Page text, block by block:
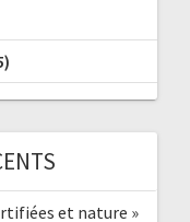
et nature »